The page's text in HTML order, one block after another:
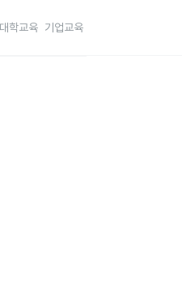
대학교육 기업교육